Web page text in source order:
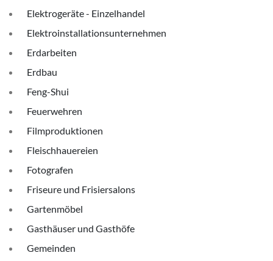
Elektrogeräte - Einzelhandel
Elektroinstallationsunternehmen
Erdarbeiten
Erdbau
Feng-Shui
Feuerwehren
Filmproduktionen
Fleischhauereien
Fotografen
Friseure und Frisiersalons
Gartenmöbel
Gasthäuser und Gasthöfe
Gemeinden